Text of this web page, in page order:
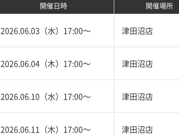
開催日時 開催場所
2026.06.03（水）17:00〜 津田沼店
2026.06.04（木）17:00〜 津田沼店
2026.06.10（水）17:00〜 津田沼店
2026.06.11（木）17:00〜 津田沼店